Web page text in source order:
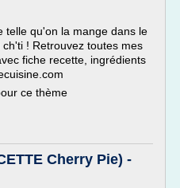
telle qu'on la mange dans le
! Retrouvez toutes mes
fiche recette, ingrédients
ce thème
Cherry Pie) -